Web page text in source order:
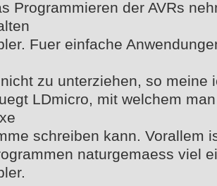
Programmieren der AVRs
Fuer einfache
zu unterziehen, so meine
LDmicro, mit welchem
schreiben kann. Vorallem
naturgemaess viel